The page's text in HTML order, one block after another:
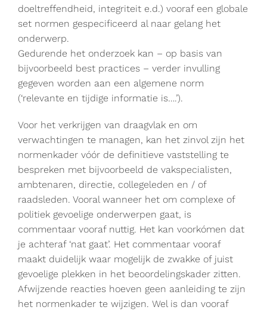
doeltreffendheid, integriteit e.d.) vooraf een globale
set normen gespecificeerd al naar gelang het
onderwerp.
Gedurende het onderzoek kan – op basis van
bijvoorbeeld best practices – verder invulling
gegeven worden aan een algemene norm
(‘relevante en tijdige informatie is….’).
Voor het verkrijgen van draagvlak en om
verwachtingen te managen, kan het zinvol zijn het
normenkader vóór de definitieve vaststelling te
bespreken met bijvoorbeeld de vakspecialisten,
ambtenaren, directie, collegeleden en / of
raadsleden. Vooral wanneer het om complexe of
politiek gevoelige onderwerpen gaat, is
commentaar vooraf nuttig. Het kan voorkómen dat
je achteraf ‘nat gaat’. Het commentaar vooraf
maakt duidelijk waar mogelijk de zwakke of juist
gevoelige plekken in het beoordelingskader zitten.
Afwijzende reacties hoeven geen aanleiding te zijn
het normenkader te wijzigen. Wel is dan vooraf